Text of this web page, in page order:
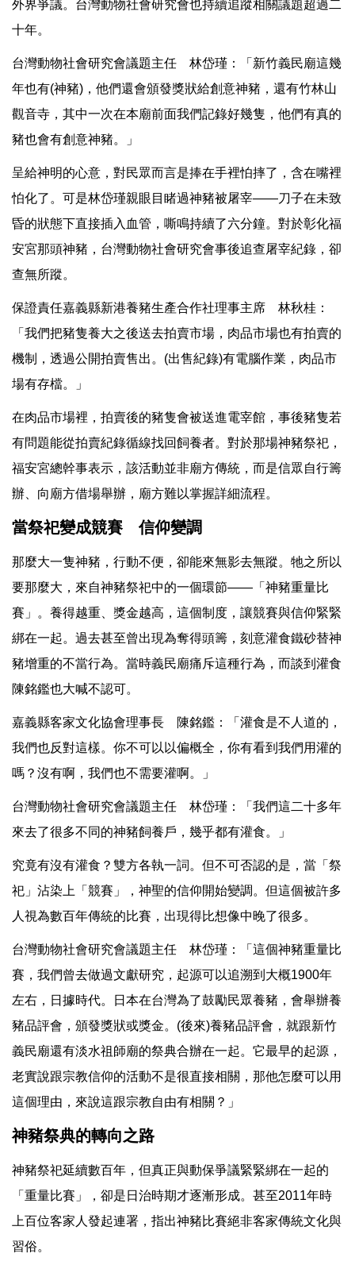
外界爭議。台灣動物社會研究會也持續追蹤相關議題超過二
十年。
台灣動物社會研究會議題主任 林岱瑾：「新竹義民廟這幾
年也有(神豬)，他們還會頒發獎狀給創意神豬，還有竹林山
觀音寺，其中一次在本廟前面我們記錄好幾隻，他們有真的
豬也會有創意神豬。」
呈給神明的心意，對民眾而言是捧在手裡怕摔了，含在嘴裡
怕化了。可是林岱瑾親眼目睹過神豬被屠宰——刀子在未致
昏的狀態下直接插入血管，嘶鳴持續了六分鐘。對於彰化福
安宮那頭神豬，台灣動物社會研究會事後追查屠宰紀錄，卻
查無所蹤。
保證責任嘉義縣新港養豬生產合作社理事主席 林秋桂：
「我們把豬隻養大之後送去拍賣市場，肉品市場也有拍賣的
機制，透過公開拍賣售出。(出售紀錄)有電腦作業，肉品市
場有存檔。」
在肉品市場裡，拍賣後的豬隻會被送進電宰館，事後豬隻若
有問題能從拍賣紀錄循線找回飼養者。對於那場神豬祭祀，
福安宮總幹事表示，該活動並非廟方傳統，而是信眾自行籌
辦、向廟方借場舉辦，廟方難以掌握詳細流程。
當祭祀變成競賽 信仰變調
那麼大一隻神豬，行動不便，卻能來無影去無蹤。牠之所以
要那麼大，來自神豬祭祀中的一個環節——「神豬重量比
賽」。養得越重、獎金越高，這個制度，讓競賽與信仰緊緊
綁在一起。過去甚至曾出現為奪得頭籌，刻意灌食鐵砂替神
豬增重的不當行為。當時義民廟痛斥這種行為，而談到灌食
陳銘鑑也大喊不認可。
嘉義縣客家文化協會理事長 陳銘鑑：「灌食是不人道的，
我們也反對這樣。你不可以以偏概全，你有看到我們用灌的
嗎？沒有啊，我們也不需要灌啊。」
台灣動物社會研究會議題主任 林岱瑾：「我們這二十多年
來去了很多不同的神豬飼養戶，幾乎都有灌食。」
究竟有沒有灌食？雙方各執一詞。但不可否認的是，當「祭
祀」沾染上「競賽」，神聖的信仰開始變調。但這個被許多
人視為數百年傳統的比賽，出現得比想像中晚了很多。
台灣動物社會研究會議題主任 林岱瑾：「這個神豬重量比
賽，我們曾去做過文獻研究，起源可以追溯到大概1900年
左右，日據時代。日本在台灣為了鼓勵民眾養豬，會舉辦養
豬品評會，頒發獎狀或獎金。(後來)養豬品評會，就跟新竹
義民廟還有淡水祖師廟的祭典合辦在一起。它最早的起源，
老實說跟宗教信仰的活動不是很直接相關，那他怎麼可以用
這個理由，來說這跟宗教自由有相關？」
神豬祭典的轉向之路
神豬祭祀延續數百年，但真正與動保爭議緊緊綁在一起的
「重量比賽」，卻是日治時期才逐漸形成。甚至2011年時
上百位客家人發起連署，指出神豬比賽絕非客家傳統文化與
習俗。